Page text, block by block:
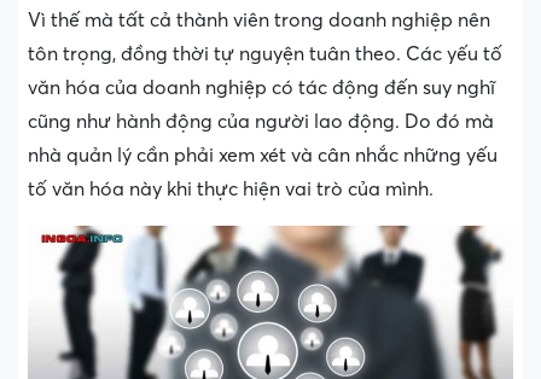
Vì thế mà tất cả thành viên trong doanh nghiệp nên
tôn trọng, đồng thời tự nguyện tuân theo. Các yếu tố
văn hóa của doanh nghiệp có tác động đến suy nghĩ
cũng như hành động của người lao động. Do đó mà
nhà quản lý cần phải xem xét và cân nhắc những yếu
tố văn hóa này khi thực hiện vai trò của mình.